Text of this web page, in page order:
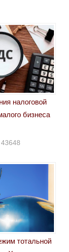
налоговой
бизнеса
43648
тотальной